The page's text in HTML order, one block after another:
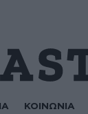
ΚΟΙΝΩΝΙΑ